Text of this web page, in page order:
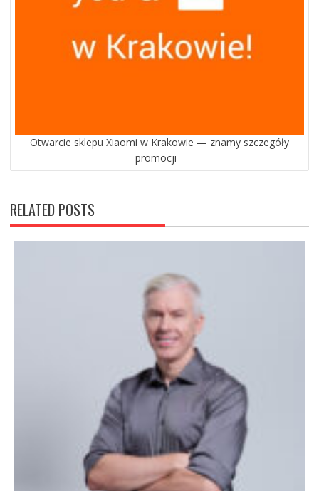
Otwarcie sklepu Xiaomi w Krakowie — znamy szczegóły
promocji
RELATED POSTS